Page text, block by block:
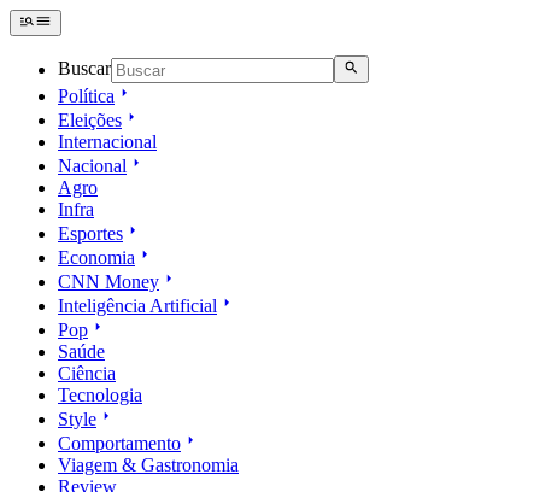
Buscar
Política
Eleições
Internacional
Nacional
Agro
Infra
Esportes
Economia
CNN Money
Inteligência Artificial
Pop
Saúde
Ciência
Tecnologia
Style
Comportamento
Viagem & Gastronomia
Review